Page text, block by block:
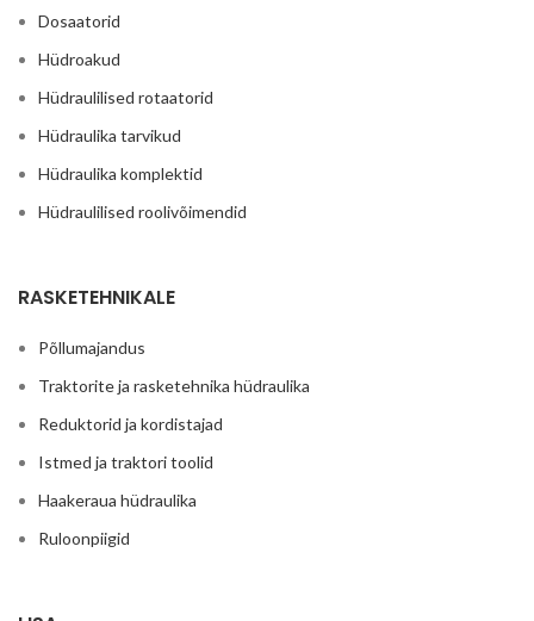
Dosaatorid
Hüdroakud
Hüdraulilised rotaatorid
Hüdraulika tarvikud
Hüdraulika komplektid
Hüdraulilised roolivõimendid
RASKETEHNIKALE
Põllumajandus
Traktorite ja rasketehnika hüdraulika
Reduktorid ja kordistajad
Istmed ja traktori toolid
Haakeraua hüdraulika
Ruloonpiigid